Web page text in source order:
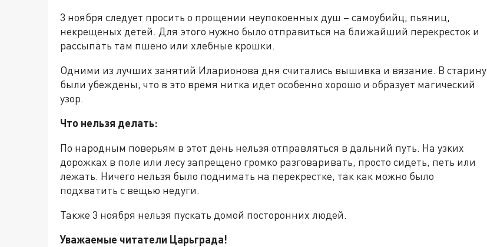
3 ноября следует просить о прощении неупокоенных душ – самоубийц, пьяниц,
некрещеных детей. Для этого нужно было отправиться на ближайший перекресток и
рассыпать там пшено или хлебные крошки.
Одними из лучших занятий Иларионова дня считались вышивка и вязание. В старину
были убеждены, что в это время нитка идет особенно хорошо и образует магический
узор.
Что нельзя делать:
По народным поверьям в этот день нельзя отправляться в дальний путь. На узких
дорожках в поле или лесу запрещено громко разговаривать, просто сидеть, петь или
лежать. Ничего нельзя было поднимать на перекрестке, так как можно было
подхватить с вещью недуги.
Также 3 ноября нельзя пускать домой посторонних людей.
Уважаемые читатели Царьграда!